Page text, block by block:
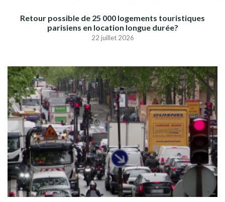
Retour possible de 25 000 logements touristiques
parisiens en location longue durée?
22 juillet 2026